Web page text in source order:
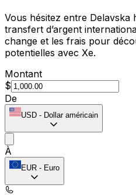
Vous hésitez entre
transfert d’argent
change et les frais pour
potentielles avec Xe.
Montant
$
De
USD - Dollar américain
À
EUR - Euro